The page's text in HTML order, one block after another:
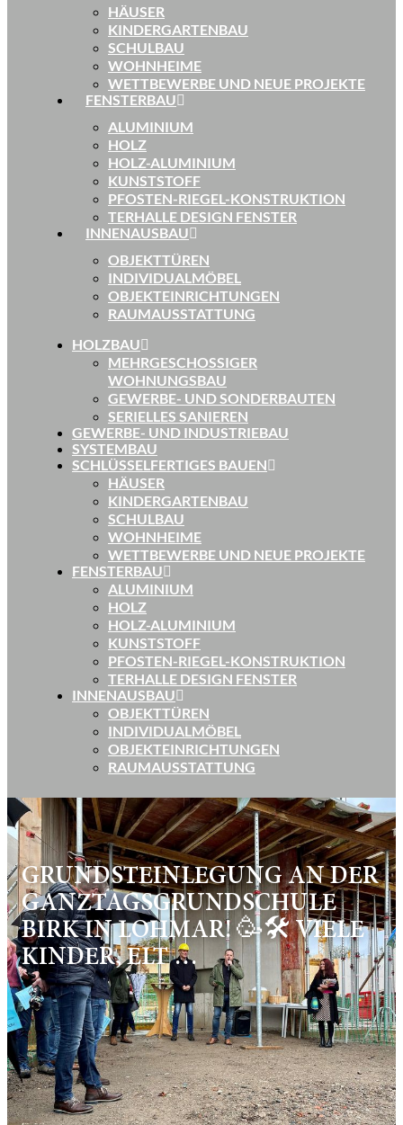
HÄUSER
KINDERGARTENBAU
SCHULBAU
WOHNHEIME
WETTBEWERBE UND NEUE PROJEKTE
FENSTERBAU
ALUMINIUM
HOLZ
HOLZ-ALUMINIUM
KUNSTSTOFF
PFOSTEN-RIEGEL-KONSTRUKTION
TERHALLE DESIGN FENSTER
INNENAUSBAU
OBJEKTTÜREN
INDIVIDUALMÖBEL
OBJEKTEINRICHTUNGEN
RAUMAUSSTATTUNG
HOLZBAU
MEHRGESCHOSSIGER
WOHNUNGSBAU
GEWERBE- UND SONDERBAUTEN
SERIELLES SANIEREN
GEWERBE- UND INDUSTRIEBAU
SYSTEMBAU
SCHLÜSSELFERTIGES BAUEN
HÄUSER
KINDERGARTENBAU
SCHULBAU
WOHNHEIME
WETTBEWERBE UND NEUE PROJEKTE
FENSTERBAU
ALUMINIUM
HOLZ
HOLZ-ALUMINIUM
KUNSTSTOFF
PFOSTEN-RIEGEL-KONSTRUKTION
TERHALLE DESIGN FENSTER
INNENAUSBAU
OBJEKTTÜREN
INDIVIDUALMÖBEL
OBJEKTEINRICHTUNGEN
RAUMAUSSTATTUNG
GRUNDSTEINLEGUNG AN DER
GANZTAGSGRUNDSCHULE
BIRK IN LOHMAR! 🥳🛠 VIELE
KINDER, ELT …